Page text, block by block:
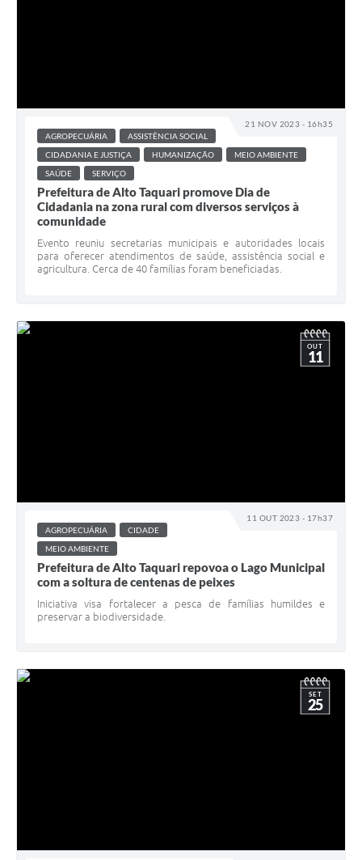
21 NOV 2023 - 16h35
AGROPECUÁRIA
ASSISTÊNCIA SOCIAL
CIDADANIA E JUSTIÇA
HUMANIZAÇÃO
MEIO AMBIENTE
SAÚDE
SERVIÇO
Prefeitura de Alto Taquari promove Dia de
Cidadania na zona rural com diversos serviços à
comunidade
Evento reuniu secretarias municipais e autoridades locais
para oferecer atendimentos de saúde, assistência social e
agricultura. Cerca de 40 famílias foram beneficiadas.
11 OUT 2023 - 17h37
OUT
11
AGROPECUÁRIA
CIDADE
MEIO AMBIENTE
Prefeitura de Alto Taquari repovoa o Lago Municipal
com a soltura de centenas de peixes
Iniciativa visa fortalecer a pesca de famílias humildes e
preservar a biodiversidade.
SET
25